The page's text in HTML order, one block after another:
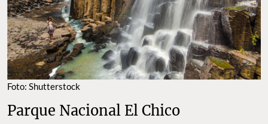
Foto: Shutterstock
Parque Nacional El Chico